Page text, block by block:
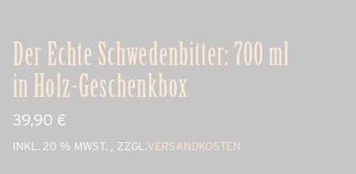
Der Echte Schwedenbitter: 700 ml
in Holz-Geschenkbox
39,90 €
INKL. 20 % MWST. , ZZGL.VERSANDKOSTEN